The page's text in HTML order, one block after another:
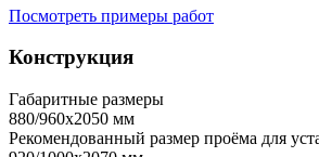
Посмотреть примеры работ
Конструкция
Габаритные размеры
880/960х2050 мм
Рекомендованный размер проёма для